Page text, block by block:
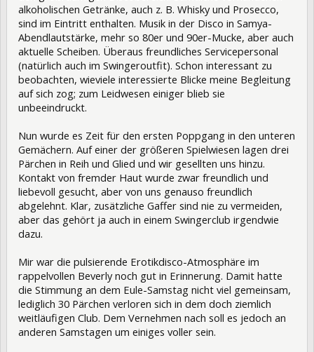
alkoholischen Getränke, auch z. B. Whisky und Prosecco,
sind im Eintritt enthalten. Musik in der Disco in Samya-
Abendlautstärke, mehr so 80er und 90er-Mucke, aber auch
aktuelle Scheiben. Überaus freundliches Servicepersonal
(natürlich auch im Swingeroutfit). Schon interessant zu
beobachten, wieviele interessierte Blicke meine Begleitung
auf sich zog; zum Leidwesen einiger blieb sie
unbeeindruckt.
Nun wurde es Zeit für den ersten Poppgang in den unteren
Gemächern. Auf einer der größeren Spielwiesen lagen drei
Pärchen in Reih und Glied und wir gesellten uns hinzu.
Kontakt von fremder Haut wurde zwar freundlich und
liebevoll gesucht, aber von uns genauso freundlich
abgelehnt. Klar, zusätzliche Gaffer sind nie zu vermeiden,
aber das gehört ja auch in einem Swingerclub irgendwie
dazu.
Mir war die pulsierende Erotikdisco-Atmosphäre im
rappelvollen Beverly noch gut in Erinnerung. Damit hatte
die Stimmung an dem Eule-Samstag nicht viel gemeinsam,
lediglich 30 Pärchen verloren sich in dem doch ziemlich
weitläufigen Club. Dem Vernehmen nach soll es jedoch an
anderen Samstagen um einiges voller sein.